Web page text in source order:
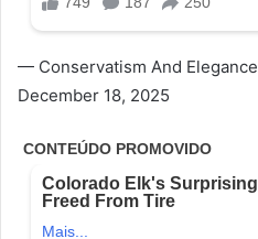
— Conservatism And Elegance
December 18, 2025